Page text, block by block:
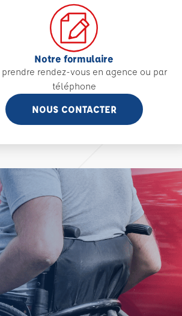
Notre formulaire
prendre rendez-vous en agence ou par
téléphone
NOUS CONTACTER